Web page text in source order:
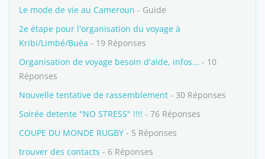
Le mode de vie au Cameroun - Guide
2e étape pour l'organisation du voyage à
Kribi/Limbé/Buéa - 19 Réponses
Organisation de voyage besoin d'aide, infos... - 10
Réponses
Nouvelle tentative de rassemblement - 30 Réponses
Soirée detente "NO STRESS" !!!! - 76 Réponses
COUPE DU MONDE RUGBY - 5 Réponses
trouver des contacts - 6 Réponses